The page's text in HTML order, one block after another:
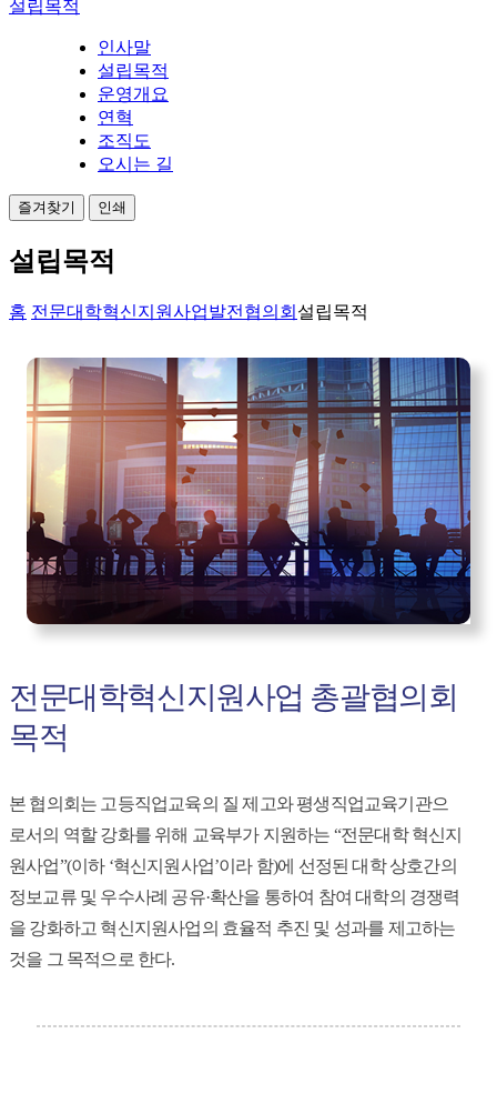
설립목적
인사말
설립목적
운영개요
연혁
조직도
오시는 길
즐겨찾기 인쇄
설립목적
홈 전문대학혁신지원사업발전협의회 설립목적
전문대학혁신지원사업 총괄협의회
목적
본 협의회는 고등직업교육의 질 제고와 평생직업교육기관으
로서의 역할 강화를 위해 교육부가 지원하는 “전문대학 혁신지
원사업”(이하 ‘혁신지원사업’이라 함)에 선정된 대학 상호간의
정보교류 및 우수사례 공유·확산을 통하여 참여 대학의 경쟁력
을 강화하고 혁신지원사업의 효율적 추진 및 성과를 제고하는
것을 그 목적으로 한다.